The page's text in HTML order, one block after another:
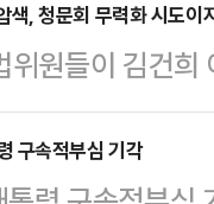
이재명 대통령
.최수진 국민의
여명의 국민
장과 감자전 만
색, 청문회 무력화 시도이
위원들이 김건
원 사무실을 압
야당 탄압"이라
구속적부심 기각